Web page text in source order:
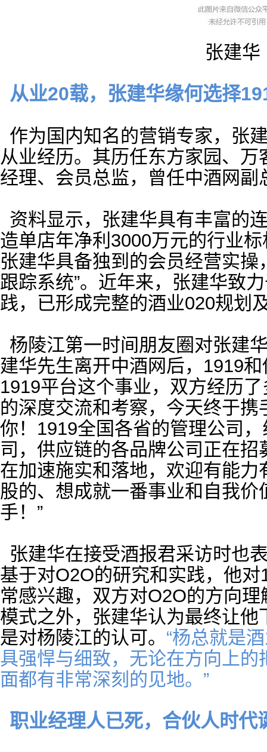
张建华
从业20载，张建华缘何选择
作为国内知名的营销专家，张
从业经历。其历任东方家园、
经理、会员总监，曾任中酒网副
资料显示，张建华具有丰富的
造单店年净利3000万元的行业
张建华具备独到的会员经营实操
跟踪系统”。近年来，张建华致
践，已形成完整的酒业020规划
杨陵江第一时间朋友圈对张建
建华先生离开中酒网后，1919
1919平台这个事业，双方经历
的深度交流和考察，今天终于
你！1919全国各省的管理公司
司，供应链的各品牌公司正在
在加速施实和落地，欢迎有能
股的、想成就一番事业和自我价
手！”
张建华在接受酒报君采访时也
基于对O2O的研究和实践，他
常感兴趣，双方对O2O的方向
模式之外，张建华认为最终让他
是对杨陵江的认可。 “杨总就是
具强悍与细致，无论在方向上
面都有非常深刻的见地。”
职业经理人已死，合伙人时代